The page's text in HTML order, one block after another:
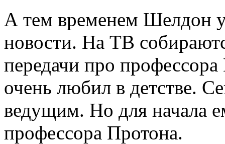
А тем временем Шелдон
новости. На ТВ
передачи про
очень любил в детстве.
ведущим. Но для начала
профессора Протона.